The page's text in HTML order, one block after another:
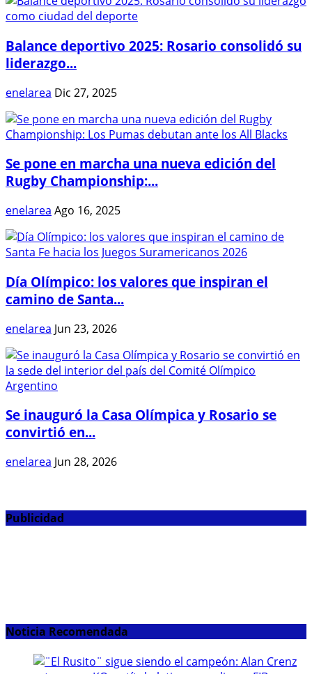
Balance deportivo 2025: Rosario consolidó su
liderazgo...
enelarea Dic 27, 2025
Se pone en marcha una nueva edición del
Rugby Championship:...
enelarea Ago 16, 2025
Día Olímpico: los valores que inspiran el
camino de Santa...
enelarea Jun 23, 2026
Se inauguró la Casa Olímpica y Rosario se
convirtió en...
enelarea Jun 28, 2026
Publicidad
Noticia Recomendada